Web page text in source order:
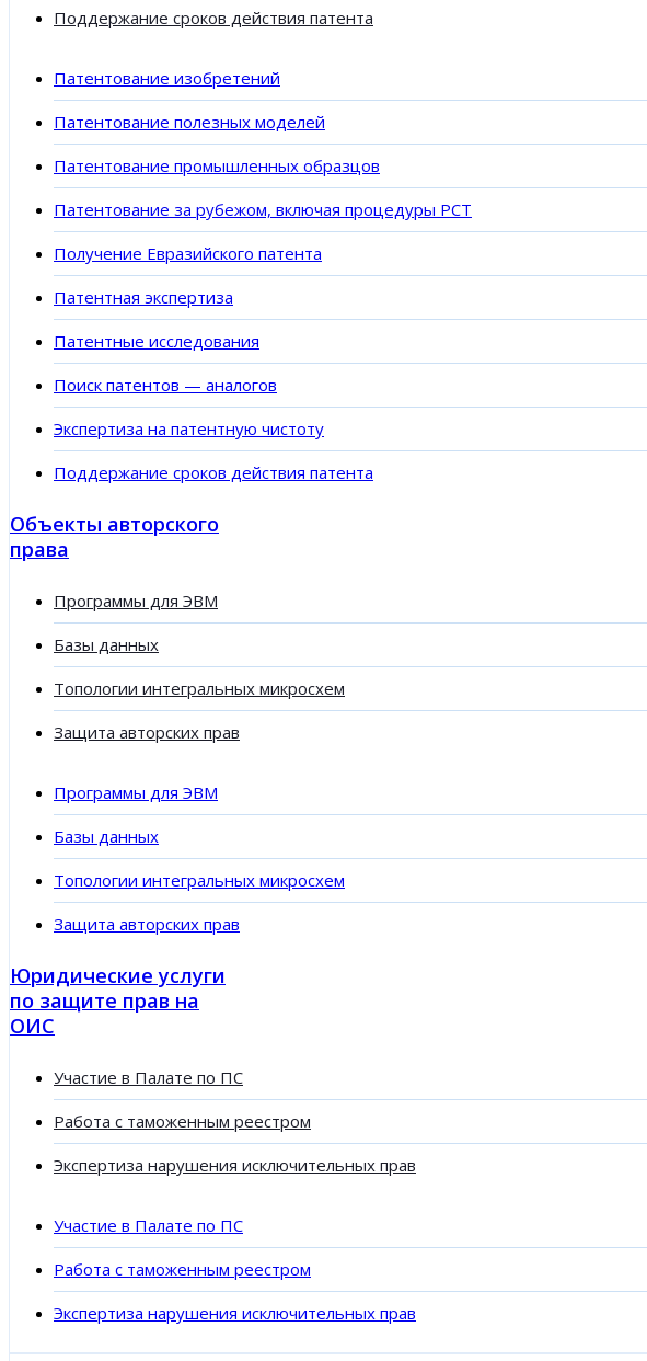
Поддержание сроков действия патента
Патентование изобретений
Патентование полезных моделей
Патентование промышленных образцов
Патентование за рубежом, включая процедуры PCT
Получение Евразийского патента
Патентная экспертиза
Патентные исследования
Поиск патентов — аналогов
Экспертиза на патентную чистоту
Поддержание сроков действия патента
Объекты авторского
права
Программы для ЭВМ
Базы данных
Топологии интегральных микросхем
Защита авторских прав
Программы для ЭВМ
Базы данных
Топологии интегральных микросхем
Защита авторских прав
Юридические услуги
по защите прав на
ОИС
Участие в Палате по ПС
Работа с таможенным реестром
Экспертиза нарушения исключительных прав
Участие в Палате по ПС
Работа с таможенным реестром
Экспертиза нарушения исключительных прав